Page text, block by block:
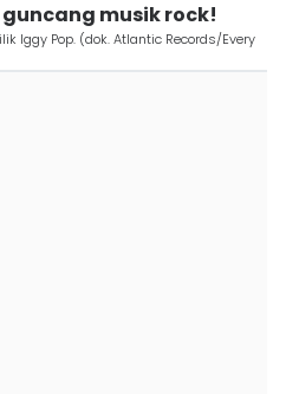
musik rock!
Iggy Pop. (dok. Atlantic Records/Every